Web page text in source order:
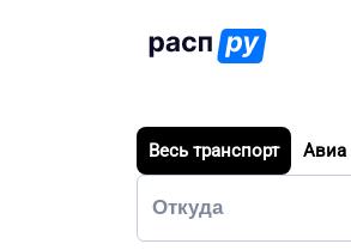
Весь транспорт Авиа